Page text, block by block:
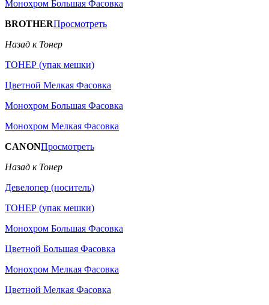
Монохром Большая Фасовка
BROTHERПросмотреть
Назад к Тонер
ТОНЕР (упак мешки)
Цветной Мелкая Фасовка
Монохром Большая Фасовка
Монохром Мелкая Фасовка
CANONПросмотреть
Назад к Тонер
Девелопер (носитель)
ТОНЕР (упак мешки)
Монохром Большая Фасовка
Цветной Большая Фасовка
Монохром Мелкая Фасовка
Цветной Мелкая Фасовка